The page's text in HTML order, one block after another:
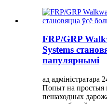
FRP/GRP
Systems
папулярнымі
ад адміністратара
Попыт на простыя
пешаходных